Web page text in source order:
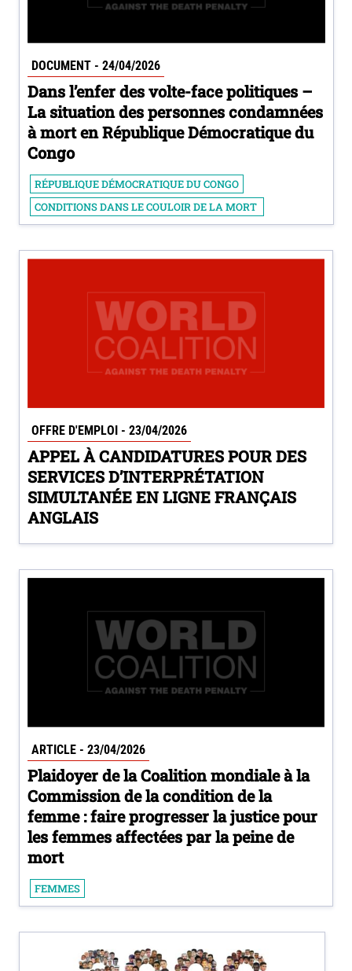
DOCUMENT - 24/04/2026
Dans l’enfer des volte-face politiques –
La situation des personnes condamnées
à mort en République Démocratique du
Congo
RÉPUBLIQUE DÉMOCRATIQUE DU CONGO
CONDITIONS DANS LE COULOIR DE LA MORT
OFFRE D'EMPLOI - 23/04/2026
APPEL À CANDIDATURES POUR DES
SERVICES D’INTERPRÉTATION
SIMULTANÉE EN LIGNE FRANÇAIS
ANGLAIS
ARTICLE - 23/04/2026
Plaidoyer de la Coalition mondiale à la
Commission de la condition de la
femme : faire progresser la justice pour
les femmes affectées par la peine de
mort
FEMMES